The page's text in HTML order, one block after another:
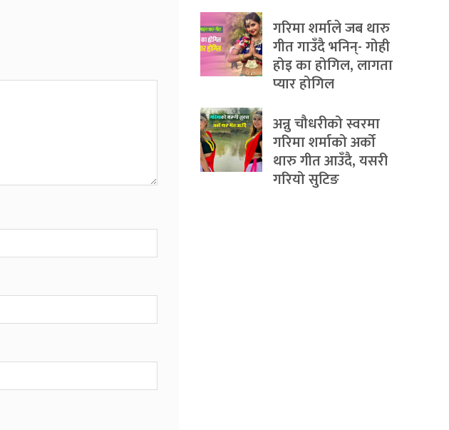
गरिमा शर्माले जब थारु
गीत गाउँदै भनिन्- गोही
होइ का होगिल, लागता
प्यार होगिल
अन्नु चौधरीको स्वरमा
गरिमा शर्माको अर्को
थारु गीत आउँदै, यसरी
गरियो सुटिङ